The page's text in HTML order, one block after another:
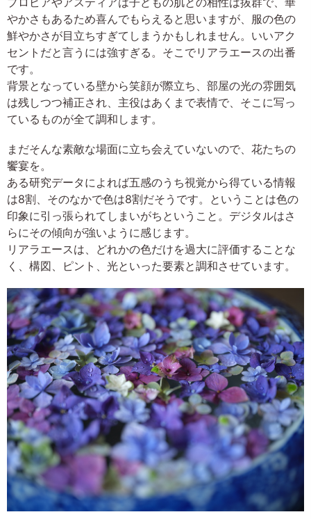
やかさもあるため喜んでもらえると思いますが、服の色の
鮮やかさが目立ちすぎてしまうかもしれません。いいアク
セントだと言うには強すぎる。そこでリアラエースの出番
です。
背景となっている壁から笑顔が際立ち、部屋の光の雰囲気
は残しつつ補正され、主役はあくまで表情で、そこに写っ
ているものが全て調和します。
まだそんな素敵な場面に立ち会えていないので、花たちの
饗宴を。
ある研究データによれば五感のうち視覚から得ている情報
は8割、そのなかで色は8割だそうです。ということは色の
印象に引っ張られてしまいがちということ。デジタルはさ
らにその傾向が強いように感じます。
リアラエースは、どれかの色だけを過大に評価することな
く、構図、ピント、光といった要素と調和させています。